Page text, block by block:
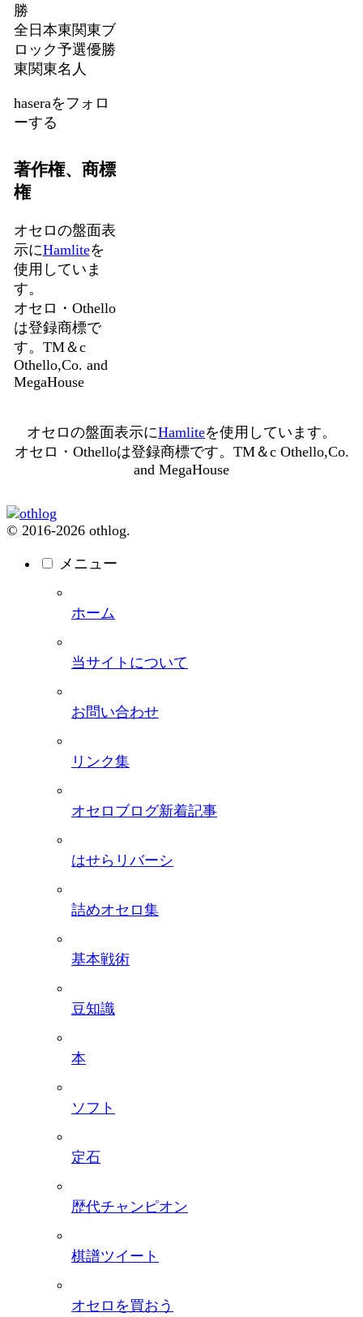
勝
全日本東関東ブ
ロック予選優勝
東関東名人
haseraをフォロ
ーする
著作権、商標
権
オセロの盤面表
示にHamliteを
使用していま
す。
オセロ・Othello
は登録商標で
す。TM＆c
Othello,Co. and
MegaHouse
オセロの盤面表示にHamliteを使用しています。
オセロ・Othelloは登録商標です。TM＆c Othello,Co.
and MegaHouse
© 2016-2026 othlog.
メニュー
ホーム
当サイトについて
お問い合わせ
リンク集
オセロブログ新着記事
はせらリバーシ
詰めオセロ集
基本戦術
豆知識
本
ソフト
定石
歴代チャンピオン
棋譜ツイート
オセロを買おう